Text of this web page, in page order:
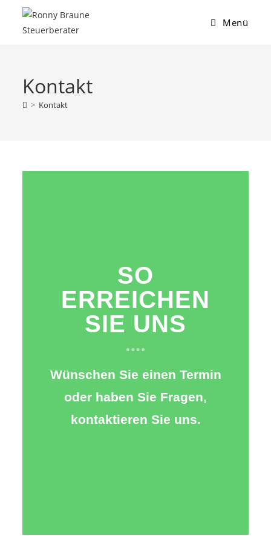
Menü
Kontakt
> Kontakt
SO
ERREICHEN
SIE UNS
Wünschen Sie einen Termin
oder haben Sie Fragen,
kontaktieren Sie uns.